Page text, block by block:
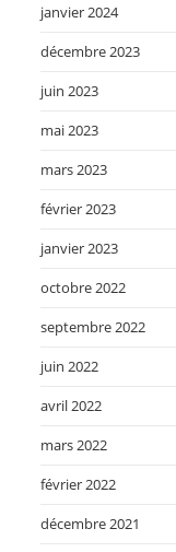
janvier 2024
décembre 2023
juin 2023
mai 2023
mars 2023
février 2023
janvier 2023
octobre 2022
septembre 2022
juin 2022
avril 2022
mars 2022
février 2022
décembre 2021